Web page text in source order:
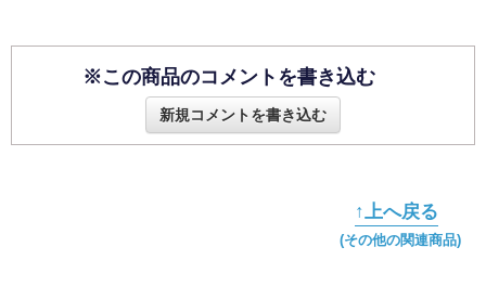
※この商品のコメントを書き込む
新規コメントを書き込む
↑上へ戻る
(その他の関連商品)